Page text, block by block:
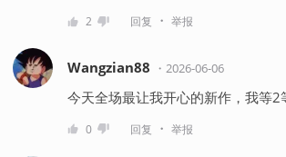
2 回复 ・ 举报
Wangzian88 ・ 2026-06-06
今天全场最让我开心的新作，我等2
0 回复 ・ 举报